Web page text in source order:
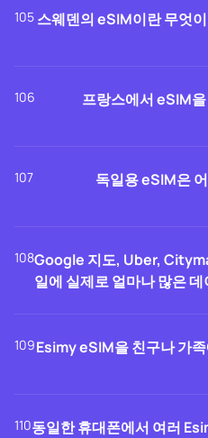
105 스웨덴의 eSIM이란 무엇
106 프랑스에서 eSIM
107 독일용 eSIM은
108Google 지도, Uber,
일에 실제로 얼마나 많은
109Esimy eSIM을 친구나 가
110동일한 휴대폰에서 여러